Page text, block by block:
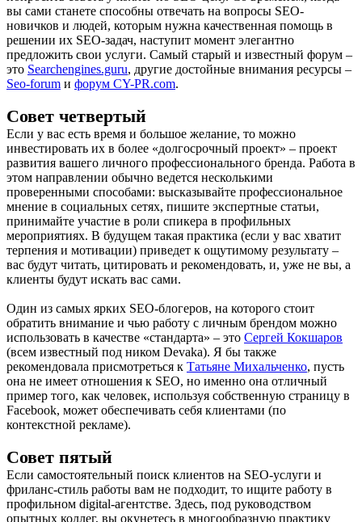
вы сами станете способны отвечать на вопросы SEO-
новичков и людей, которым нужна качественная помощь в
решении их SEO-задач, наступит момент элегантно
предложить свои услуги. Самый старый и известный форум –
это Searchengines.guru, другие достойные внимания ресурсы –
Seo-forum и форум CY-PR.com.
Совет четвертый
Если у вас есть время и большое желание, то можно
инвестировать их в более «долгосрочный проект» – проект
развития вашего личного профессионального бренда. Работа в
этом направлении обычно ведется несколькими
проверенными способами: высказывайте профессиональное
мнение в социальных сетях, пишите экспертные статьи,
принимайте участие в роли спикера в профильных
мероприятиях. В будущем такая практика (если у вас хватит
терпения и мотивации) приведет к ощутимому результату –
вас будут читать, цитировать и рекомендовать, и, уже не вы, а
клиенты будут искать вас сами.
Один из самых ярких SEO-блогеров, на которого стоит
обратить внимание и чью работу с личным брендом можно
использовать в качестве «стандарта» – это Сергей Кокшаров
(всем известный под ником Devaka). Я бы также
рекомендовала присмотреться к Татьяне Михальченко, пусть
она не имеет отношения к SEO, но именно она отличный
пример того, как человек, используя собственную страницу в
Facebook, может обеспечивать себя клиентами (по
контекстной рекламе).
Совет пятый
Если самостоятельный поиск клиентов на SEO-услуги и
фриланс-стиль работы вам не подходит, то ищите работу в
профильном digital-агентстве. Здесь, под руководством
опытных коллег, вы окунетесь в многообразную практику